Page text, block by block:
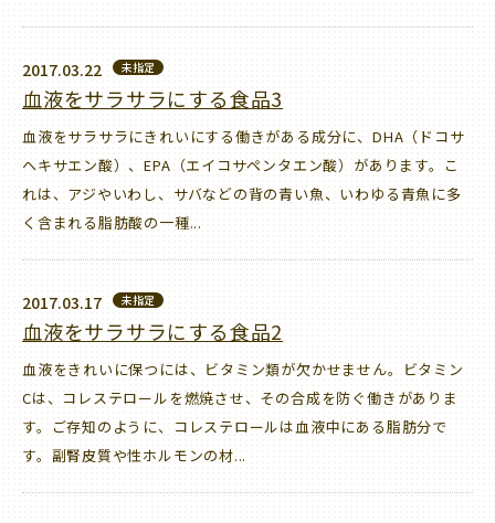
2017.03.22 未指定
血液をサラサラにする食品3
血液をサラサラにきれいにする働きがある成分に、DHA（ドコサ
ヘキサエン酸）、EPA（エイコサペンタエン酸）があります。こ
れは、アジやいわし、サバなどの背の青い魚、いわゆる青魚に多
く含まれる脂肪酸の一種...
2017.03.17 未指定
血液をサラサラにする食品2
血液をきれいに保つには、ビタミン類が欠かせません。ビタミン
Cは、コレステロールを燃焼させ、その合成を防ぐ働きがありま
す。ご存知のように、コレステロールは血液中にある脂肪分で
す。副腎皮質や性ホルモンの材...